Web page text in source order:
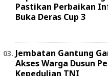
Pastikan Perbaikan
Buka Deras Cup 3
Jembatan Gantung
Akses Warga Dusun
Kepedulian TNI